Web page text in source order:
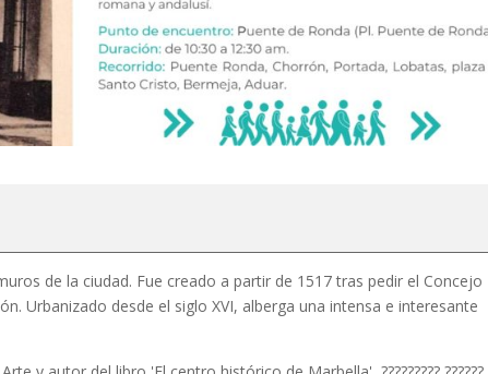
de la ciudad. Fue creado a partir de 1517 tras pedir el Concejo
Urbanizado desde el siglo XVI, alberga una intensa e interesante